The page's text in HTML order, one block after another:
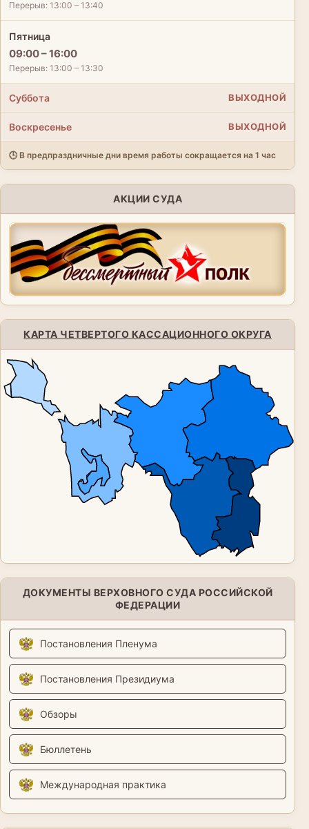
Перерыв: 13:00 – 13:40
Пятница
09:00 – 16:00
Перерыв: 13:00 – 13:30
Суббота ВЫХОДНОЙ
Воскресенье ВЫХОДНОЙ
🕒 В предпраздничные дни время работы сокращается на 1 час
АКЦИИ СУДА
КАРТА ЧЕТВЕРТОГО КАССАЦИОННОГО ОКРУГА
ДОКУМЕНТЫ ВЕРХОВНОГО СУДА РОССИЙСКОЙ
ФЕДЕРАЦИИ
Постановления Пленума
Постановления Президиума
Обзоры
Бюллетень
Международная практика